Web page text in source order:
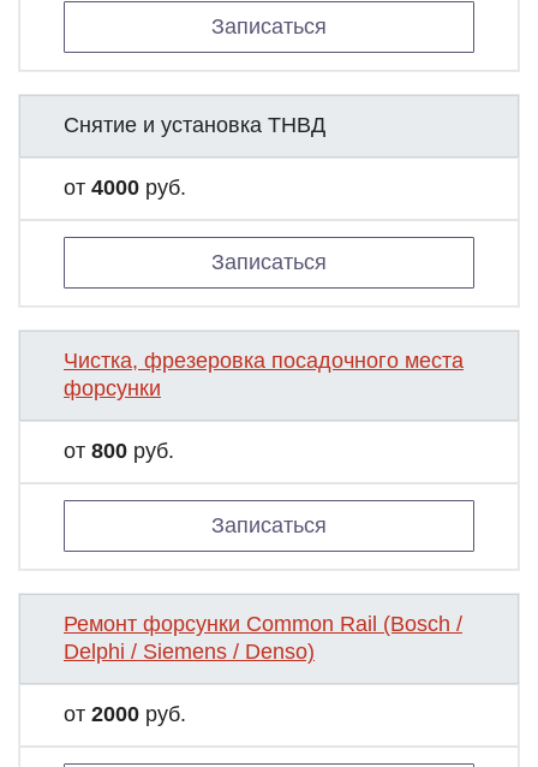
Записаться
Снятие и установка ТНВД
от 4000 руб.
Записаться
Чистка, фрезеровка посадочного места
форсунки
от 800 руб.
Записаться
Ремонт форсунки Common Rail (Bosch /
Delphi / Siemens / Denso)
от 2000 руб.